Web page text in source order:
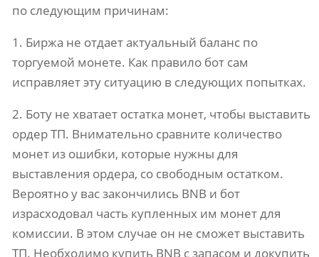
по следующим причинам:
1. Биржа не отдает актуальный баланс по
торгуемой монете. Как правило бот сам
исправляет эту ситуацию в следующих попытках.
2. Боту не хватает остатка монет, чтобы выставить
ордер ТП. Внимательно сравните количество
монет из ошибки, которые нужны для
выставления ордера, со свободным остатком.
Вероятно у вас закончились BNB и бот
израсходовал часть купленных им монет для
комиссии. В этом случае он не сможет выставить
ТП. Необходимо купить BNB с запасом и докупить